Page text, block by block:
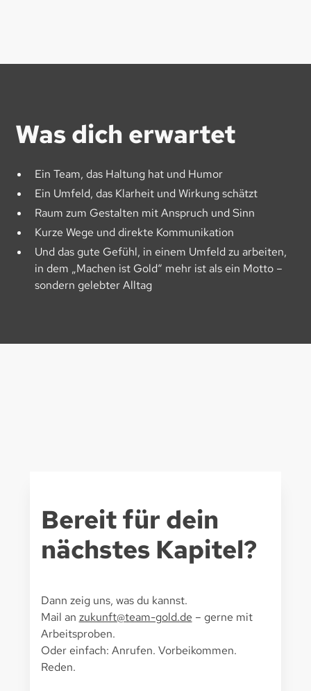
Was dich erwartet
Ein Team, das Haltung hat und Humor​
Ein Umfeld, das Klarheit und Wirkung schätzt​
Raum zum Gestalten mit Anspruch und Sinn​
Kurze Wege und direkte Kommunikation​
Und das gute Gefühl, in einem Umfeld zu arbeiten,
in dem „Machen ist Gold“ mehr ist als ein Motto –
sondern gelebter Alltag
Bereit für dein
nächstes Kapitel?
Dann zeig uns, was du kannst.
Mail an zukunft@team-gold.de – gerne mit
Arbeitsproben.
Oder einfach: Anrufen. Vorbeikommen.
Reden.